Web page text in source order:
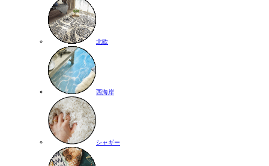
北欧
西海岸
シャギー